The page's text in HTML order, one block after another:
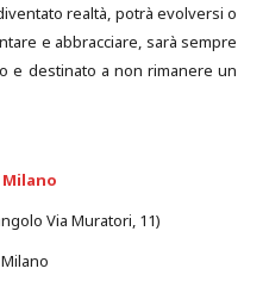
realtà, potrà evolversi o
e abbracciare, sarà sempre
e destinato a non rimanere un
Via Muratori, 11)